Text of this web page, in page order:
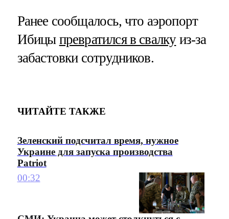
Ранее сообщалось, что аэропорт
Ибицы превратился в свалкуиз-за
забастовки сотрудников.
ЧИТАЙТЕ ТАКЖЕ
Зеленский подсчитал время, нужное
Украине для запуска производства
Patriot
00:32